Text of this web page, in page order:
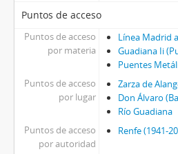
Puntos de acceso
Puntos de acceso
por materia
Línea Madrid
Guadiana Ii
Puentes
Puntos de acceso
por lugar
Zarza de
Don Álvaro
Río Guadiana
Puntos de acceso
por autoridad
Renfe (1941-